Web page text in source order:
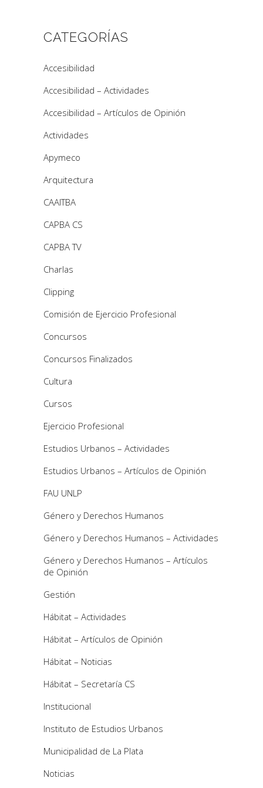
CATEGORÍAS
Accesibilidad
Accesibilidad – Actividades
Accesibilidad – Artículos de Opinión
Actividades
Apymeco
Arquitectura
CAAITBA
CAPBA CS
CAPBA TV
Charlas
Clipping
Comisión de Ejercicio Profesional
Concursos
Concursos Finalizados
Cultura
Cursos
Ejercicio Profesional
Estudios Urbanos – Actividades
Estudios Urbanos – Artículos de Opinión
FAU UNLP
Género y Derechos Humanos
Género y Derechos Humanos – Actividades
Género y Derechos Humanos – Artículos
de Opinión
Gestión
Hábitat – Actividades
Hábitat – Artículos de Opinión
Hábitat – Noticias
Hábitat – Secretaría CS
Institucional
Instituto de Estudios Urbanos
Municipalidad de La Plata
Noticias